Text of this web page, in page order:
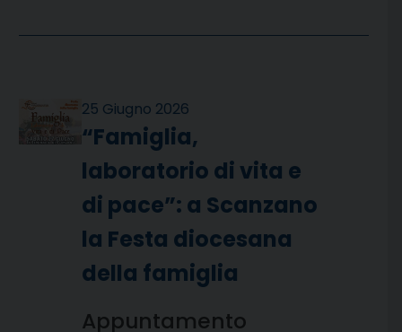
25 Giugno 2026
“Famiglia,
laboratorio di vita e
di pace”: a Scanzano
la Festa diocesana
della famiglia
Appuntamento